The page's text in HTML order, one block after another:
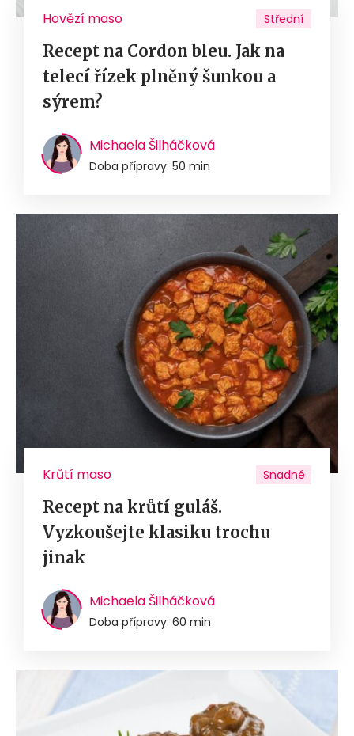
Hovězí maso Střední
Recept na Cordon bleu. Jak na
telecí řízek plněný šunkou a
sýrem?
Michaela Šilháčková
Doba přípravy: 50 min
Krůtí maso Snadné
Recept na krůtí guláš.
Vyzkoušejte klasiku trochu
jinak
Michaela Šilháčková
Doba přípravy: 60 min